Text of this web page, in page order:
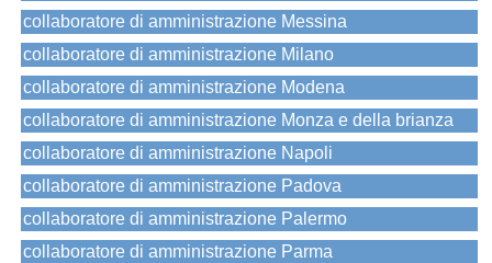
collaboratore di amministrazione Messina
collaboratore di amministrazione Milano
collaboratore di amministrazione Modena
collaboratore di amministrazione Monza e della brianza
collaboratore di amministrazione Napoli
collaboratore di amministrazione Padova
collaboratore di amministrazione Palermo
collaboratore di amministrazione Parma